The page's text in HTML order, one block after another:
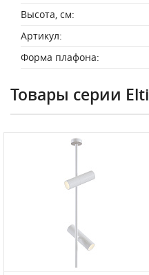
Высота, см:
Артикул:
Форма плафона:
Товары серии Elti